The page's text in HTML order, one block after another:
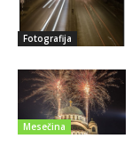
Fotografija
Mesečina